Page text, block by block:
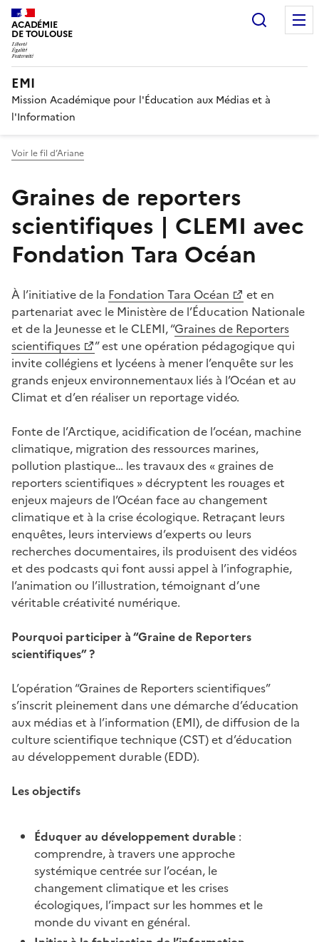
ACADÉMIE
DE TOULOUSE
EMI
Mission Académique pour l'Éducation aux Médias et à
l'Information
Voir le fil d’Ariane
Graines de reporters
scientifiques | CLEMI avec
Fondation Tara Océan
À l’initiative de la Fondation Tara Océan
et en
partenariat avec le Ministère de l’Éducation Nationale
et de la Jeunesse et le CLEMI, “Graines de Reporters
scientifiques
” est une opération pédagogique qui
invite collégiens et lycéens à mener l’enquête sur les
grands enjeux environnementaux liés à l’Océan et au
Climat et d’en réaliser un reportage vidéo.
Fonte de l’Arctique, acidification de l’océan, machine
climatique, migration des ressources marines,
pollution plastique… les travaux des « graines de
reporters scientifiques » décryptent les rouages et
enjeux majeurs de l’Océan face au changement
climatique et à la crise écologique. Retraçant leurs
enquêtes, leurs interviews d’experts ou leurs
recherches documentaires, ils produisent des vidéos
et des podcasts qui font aussi appel à l’infographie,
l’animation ou l’illustration, témoignant d’une
véritable créativité numérique.
Pourquoi participer à “Graine de Reporters
scientifiques” ?
L’opération “Graines de Reporters scientifiques”
s’inscrit pleinement dans une démarche d’éducation
aux médias et à l’information (EMI), de diffusion de la
culture scientifique technique (CST) et d’éducation
au développement durable (EDD).
Les objectifs
Éduquer au développement durable :
comprendre, à travers une approche
systémique centrée sur l’océan, le
changement climatique et les crises
écologiques, l’impact sur les hommes et le
monde du vivant en général.